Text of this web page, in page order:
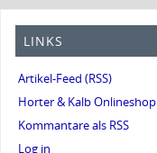
LINKS
Artikel-Feed (RSS)
Horter & Kalb Onlineshop
Kommantare als RSS
Log in